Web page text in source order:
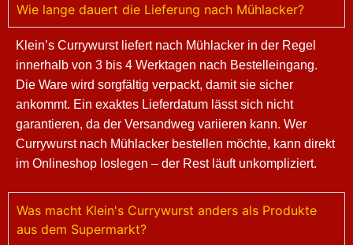
Wie lange dauert die Lieferung nach Mühlacker?
Klein’s Currywurst liefert nach Mühlacker in der Regel
innerhalb von 3 bis 4 Werktagen nach Bestelleingang.
Die Ware wird sorgfältig verpackt, damit sie sicher
ankommt. Ein exaktes Lieferdatum lässt sich nicht
garantieren, da der Versandweg variieren kann. Wer
Currywurst nach Mühlacker bestellen möchte, kann direkt
im Onlineshop loslegen – der Rest läuft unkompliziert.
Was macht Klein's Currywurst anders als Produkte
aus dem Supermarkt?